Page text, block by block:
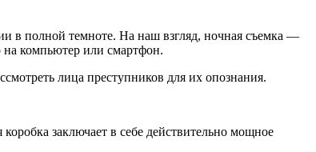
в полной темноте. На наш взгляд, ночная съемка —
на компьютер или смартфон.
лица преступников для их опознания.
заключает в себе действительно мощное